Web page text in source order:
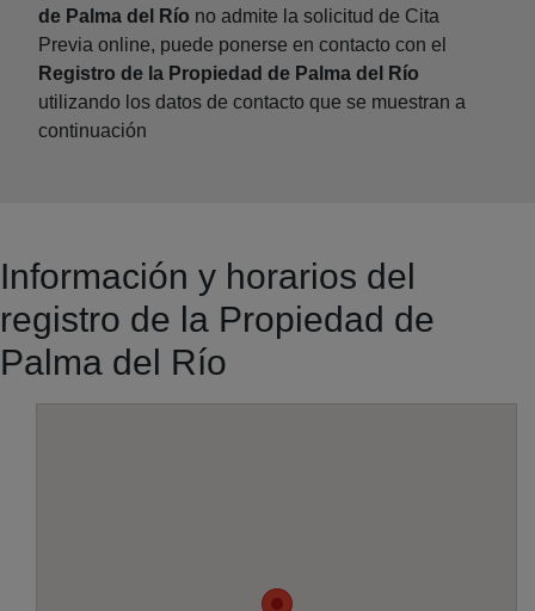
de Palma del Río no admite la solicitud de Cita
Previa online, puede ponerse en contacto con el
Registro de la Propiedad de Palma del Río
utilizando los datos de contacto que se muestran a
continuación
Información y horarios del
registro de la Propiedad de
Palma del Río